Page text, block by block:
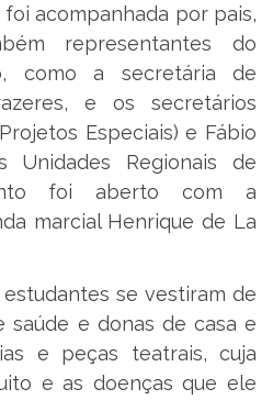
acompanhada por pais,
representantes do
como a secretária de
e os secretários
Especiais) e Fábio
Unidades Regionais de
foi aberto com a
marcial Henrique de La
se vestiram de
saúde e donas de casa e
e peças teatrais, cuja
e as doenças que ele